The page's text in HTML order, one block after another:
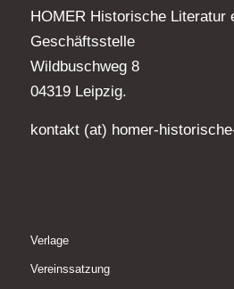
HOMER Historische Literatur
Geschäftsstelle
Wildbuschweg 8
04319 Leipzig.
kontakt (at) homer-
Verlage
Vereinssatzung